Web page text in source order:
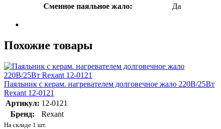
Сменное паяльное жало: Да
Похожие товары
Паяльник с керам. нагревателем долговечное жало 220В/25Вт
Rexant 12-0121
Артикул: 12-0121
Бренд:
Rexant
На складе 1 шт.